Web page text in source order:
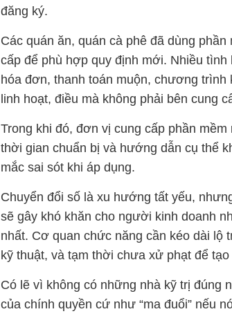
đăng ký.
Các quán ăn, quán cà phê đã dùng
cấp để phù hợp quy định mới. Nhiều
hóa đơn, thanh toán muộn, chương
linh hoạt, điều mà không phải bên cung
Trong khi đó, đơn vị cung cấp phần
thời gian chuẩn bị và hướng dẫn cụ thể
mắc sai sót khi áp dụng.
Chuyển đổi số là xu hướng tất yếu,
sẽ gây khó khăn cho người kinh doanh
nhất. Cơ quan chức năng cần kéo dài
kỹ thuật, và tạm thời chưa xử phạt để
Có lẽ vì không có những nhà kỹ trị đúng
của chính quyền cứ như “ma đuổi” nếu